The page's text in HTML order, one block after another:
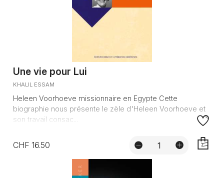
Une vie pour Lui
KHALIL ESSAM
Heleen Voorhoeve missionnaire en Egypte Cette
biographie nous présente le zèle d'Heleen Voorhoeve et
son travail consac...
CHF 16.50